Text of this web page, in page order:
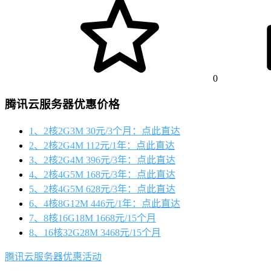
0
腾讯云服务器优惠价格
1、2核2G3M 30元/3个月：点此直达
2、2核2G4M 112元/1年：点此直达
3、2核2G4M 396元/3年：点此直达
4、2核4G5M 168元/3年：点此直达
5、2核4G5M 628元/3年：点此直达
6、4核8G12M 446元/1年：点此直达
7、8核16G18M 1668元/15个月
8、16核32G28M 3468元/15个月
腾讯云服务器优惠活动